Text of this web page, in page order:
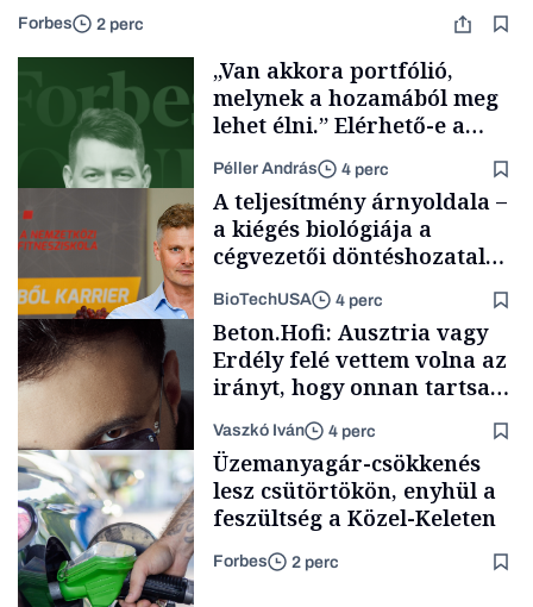
Forbes 2 perc
Podcast
„Van akkora portfólió,
melynek a hozamából meg
lehet élni.” Elérhető-e a
passzív jövedelem és az
anyagi függetlenség?
Péller András 4 perc
Content Lab HUB
A teljesítmény árnyoldala –
a kiégés biológiája a
cégvezetői döntéshozatal
BioTechUSA 4 perc
Forbes-sztori
Beton.Hofi: Ausztria vagy
Erdély felé vettem volna az
irányt, hogy onnan tartsam
lélegeztetőgépen a magyar
zenét
Vaszkó Iván 4 perc
Üzemanyagár-csökkenés
lesz csütörtökön, enyhül a
feszültség a Közel-Keleten
Forbes 2 perc